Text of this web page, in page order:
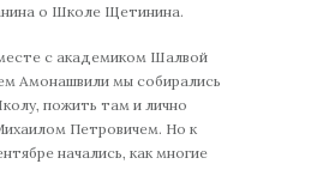
о Школе Щетинина.
с академиком Шалвой
Амонашвили мы собирались
пожить там и лично
Петровичем. Но к
начались, как многие